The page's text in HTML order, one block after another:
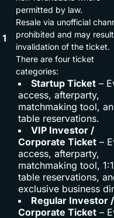
1
permitted by law.
Resale via unofficial
prohibited and may
invalidation of the ticket.
There are four ticket
categories:
Startup Ticket –
access, afterparty,
matchmaking tool,
table reservations.
VIP Investor /
Corporate Ticket –
access, afterparty,
matchmaking tool, 1:1
table reservations,
exclusive business
Regular Investor /
Corporate Ticket –